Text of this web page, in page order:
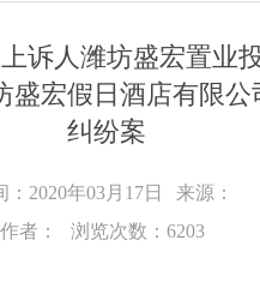
诉人潍坊盛宏置业
盛宏假日酒店有限
纠纷案
：2020年03月17日
来源：
作者：
浏览次数：6203